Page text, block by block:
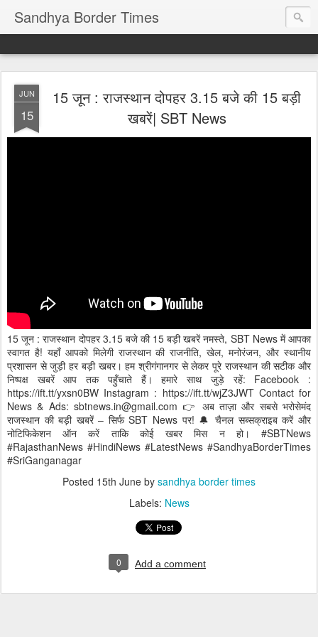
Sandhya Border Times
JUN
15
15 जून : राजस्थान दोपहर 3.15 बजे की 15 बड़ी
खबरें| SBT News
15 जून : राजस्थान दोपहर 3.15 बजे की 15 बड़ी खबरें नमस्ते, SBT News में आपका
स्वागत है! यहाँ आपको मिलेगी राजस्थान की राजनीति, खेल, मनोरंजन, और स्थानीय
प्रशासन से जुड़ी हर बड़ी खबर। हम श्रीगंगानगर से लेकर पूरे राजस्थान की सटीक और
निष्पक्ष खबरें आप तक पहुँचाते हैं। हमारे साथ जुड़े रहें: Facebook :
https://ift.tt/yxsn0BW Instagram : https://ift.tt/wjZ3JWT Contact for
News & Ads: sbtnews.in@gmail.com 👉 अब ताज़ा और सबसे भरोसेमंद
राजस्थान की बड़ी खबरें – सिर्फ SBT News पर! 🔔 चैनल सब्सक्राइब करें और
नोटिफिकेशन ऑन करें ताकि कोई खबर मिस न हो। #SBTNews
#RajasthanNews #HindiNews #LatestNews #SandhyaBorderTimes
#SriGanganagar
Posted 15th June by sandhya border times
Labels: News
0 Add a comment